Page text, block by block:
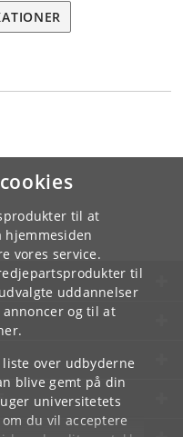
til at
vores service.
til
uddannelser
og til at
over udbyderne
blive gemt på din
universitetets
du vil acceptere